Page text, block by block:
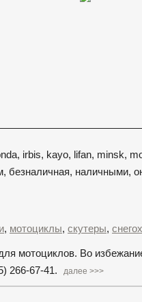
irbis, kayo, lifan, minsk,
наличными,
, мотоциклы, скутеры,
мотоциклов. Во
266-67-41.
далее >>>